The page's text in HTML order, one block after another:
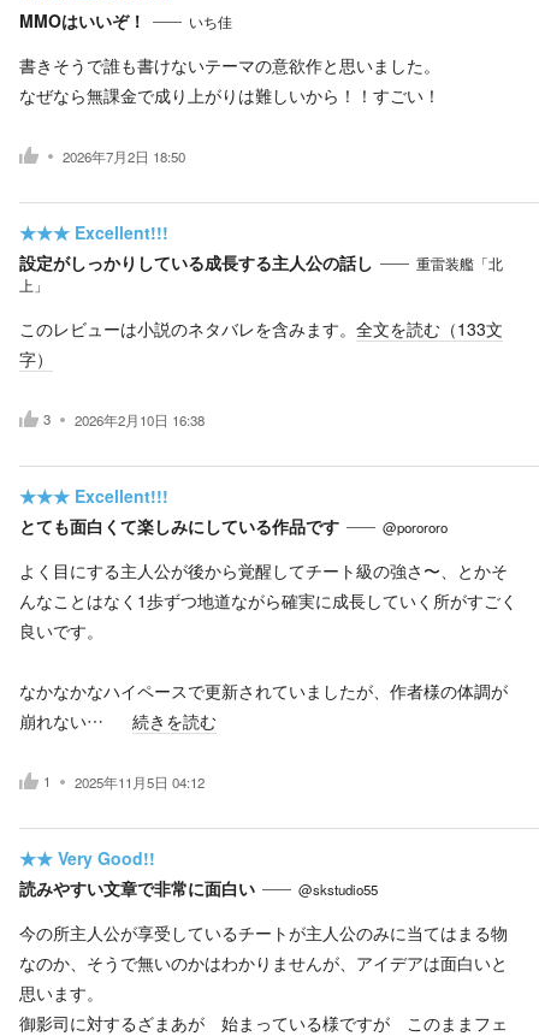
MMOはいいぞ！
いち佳
書きそうで誰も書けないテーマの意欲作と思いました。
なぜなら無課金で成り上がりは難しいから！！すごい！
2026年7月2日 18:50
★★★ Excellent!!!
設定がしっかりしている成長する主人公の話し
重雷装艦「北
上」
このレビューは小説のネタバレを含みます。 全文を読む（133文
字）
3 2026年2月10日 16:38
★★★ Excellent!!!
とても面白くて楽しみにしている作品です
@porororo
よく目にする主人公が後から覚醒してチート級の強さ〜、とかそ
んなことはなく1歩ずつ地道ながら確実に成長していく所がすごく
良いです。
なかなかなハイペースで更新されていましたが、作者様の体調が
崩れない…
続きを読む
1 2025年11月5日 04:12
★★ Very Good!!
読みやすい文章で非常に面白い
@skstudio55
今の所主人公が享受しているチートが主人公のみに当てはまる物
なのか、そうで無いのかはわかりませんが、アイデアは面白いと
思います。
御影司に対するざまあが 始まっている様ですが このままフェ